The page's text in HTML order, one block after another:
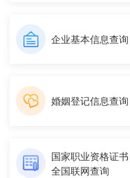
企业基本信息查询
婚姻登记信息查询
国家职业资格证书
全国联网查询